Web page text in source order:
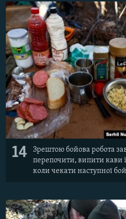
14
Зрештою бойова робота
перепочити, випити кави
коли чекати наступної